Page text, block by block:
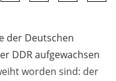
der Deutschen
DDR aufgewachsen
worden sind: der